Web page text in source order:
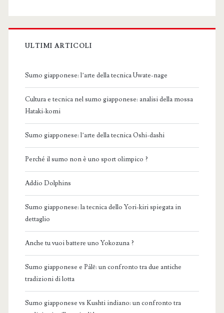
ULTIMI ARTICOLI
Sumo giapponese: l’arte della tecnica Uwate-nage
Cultura e tecnica nel sumo giapponese: analisi della mossa
Hataki-komi
Sumo giapponese: l’arte della tecnica Oshi-dashi
Perché il sumo non è uno sport olimpico ?
Addio Dolphins
Sumo giapponese: la tecnica dello Yori-kiri spiegata in
dettaglio
Anche tu vuoi battere uno Yokozuna ?
Sumo giapponese e Pálē: un confronto tra due antiche
tradizioni di lotta
Sumo giapponese vs Kushti indiano: un confronto tra